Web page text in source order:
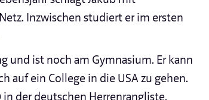
Inzwischen studiert er im ersten
und ist noch am Gymnasium. Er kann
auf ein College in die USA zu gehen.
der deutschen Herrenrangliste.